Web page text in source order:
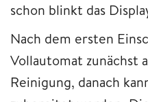
schon blinkt das
Nach dem ersten
Vollautomat zunächst
Reinigung, danach